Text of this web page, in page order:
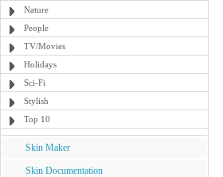
Nature
People
TV/Movies
Holidays
Sci-Fi
Stylish
Top 10
Skin Maker
Skin Documentation